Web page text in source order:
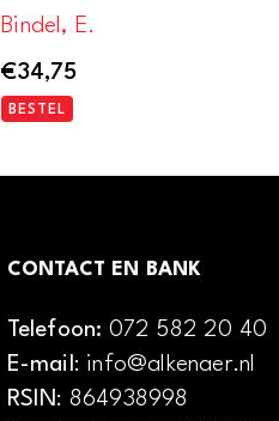
Bindel, E.
€34,75
BESTEL
CONTACT EN BANK
Telefoon: 072 582 20 40
E-mail: info@alkenaer.nl
RSIN: 864938998